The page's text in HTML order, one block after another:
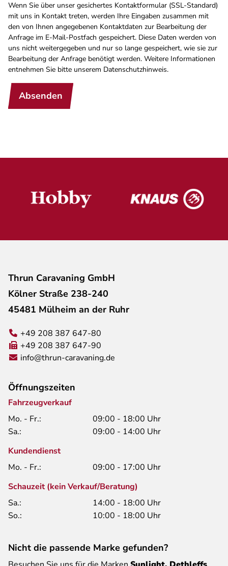
Wenn Sie über unser gesichertes Kontaktformular (SSL-Standard)
mit uns in Kontakt treten, werden Ihre Eingaben zusammen mit
den von Ihnen angegebenen Kontaktdaten zur Bearbeitung der
Anfrage im E-Mail-Postfach gespeichert. Diese Daten werden von
uns nicht weitergegeben und nur so lange gespeichert, wie sie zur
Bearbeitung der Anfrage benötigt werden. Weitere Informationen
entnehmen Sie bitte unserem Datenschutzhinweis.
Absenden
Thrun Caravaning GmbH
Kölner Straße 238-240
45481 Mülheim an der Ruhr
+49 208 387 647-80
+49 208 387 647-90
info@thrun-caravaning.de
Öffnungszeiten
Fahrzeugverkauf
Mo. - Fr.:
09:00 - 18:00 Uhr
Sa.:
09:00 - 14:00 Uhr
Kundendienst
Mo. - Fr.:
09:00 - 17:00 Uhr
Schauzeit (kein Verkauf/Beratung)
Sa.:
14:00 - 18:00 Uhr
So.:
10:00 - 18:00 Uhr
Nicht die passende Marke gefunden?